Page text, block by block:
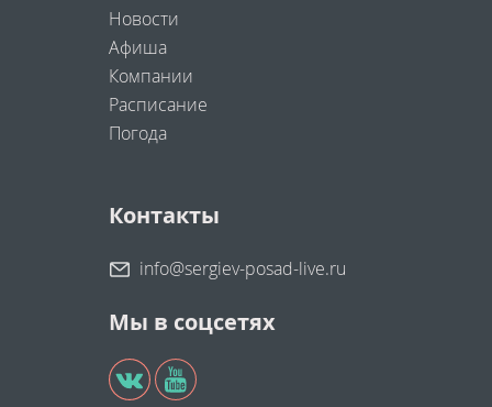
Новости
Афиша
Компании
Расписание
Погода
Контакты
info@sergiev-posad-live.ru
Мы в соцсетях